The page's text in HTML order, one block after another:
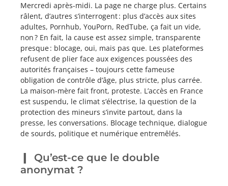
Mercredi après-midi. La page ne charge plus. Certains
râlent, d’autres s’interrogent : plus d’accès aux sites
adultes, Pornhub, YouPorn, RedTube, ça fait un vide,
non ? En fait, la cause est assez simple, transparente
presque : blocage, oui, mais pas que. Les plateformes
refusent de plier face aux exigences poussées des
autorités françaises – toujours cette fameuse
obligation de contrôle d’âge, plus stricte, plus carrée.
La maison-mère fait front, proteste. L’accès en France
est suspendu, le climat s’électrise, la question de la
protection des mineurs s’invite partout, dans la
presse, les conversations. Blocage technique, dialogue
de sourds, politique et numérique entremêlés.
Qu’est-ce que le double
anonymat ?